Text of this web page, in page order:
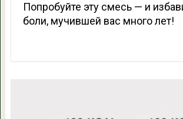
Попробуйте эту смесь — и
боли, мучившей вас много лет!